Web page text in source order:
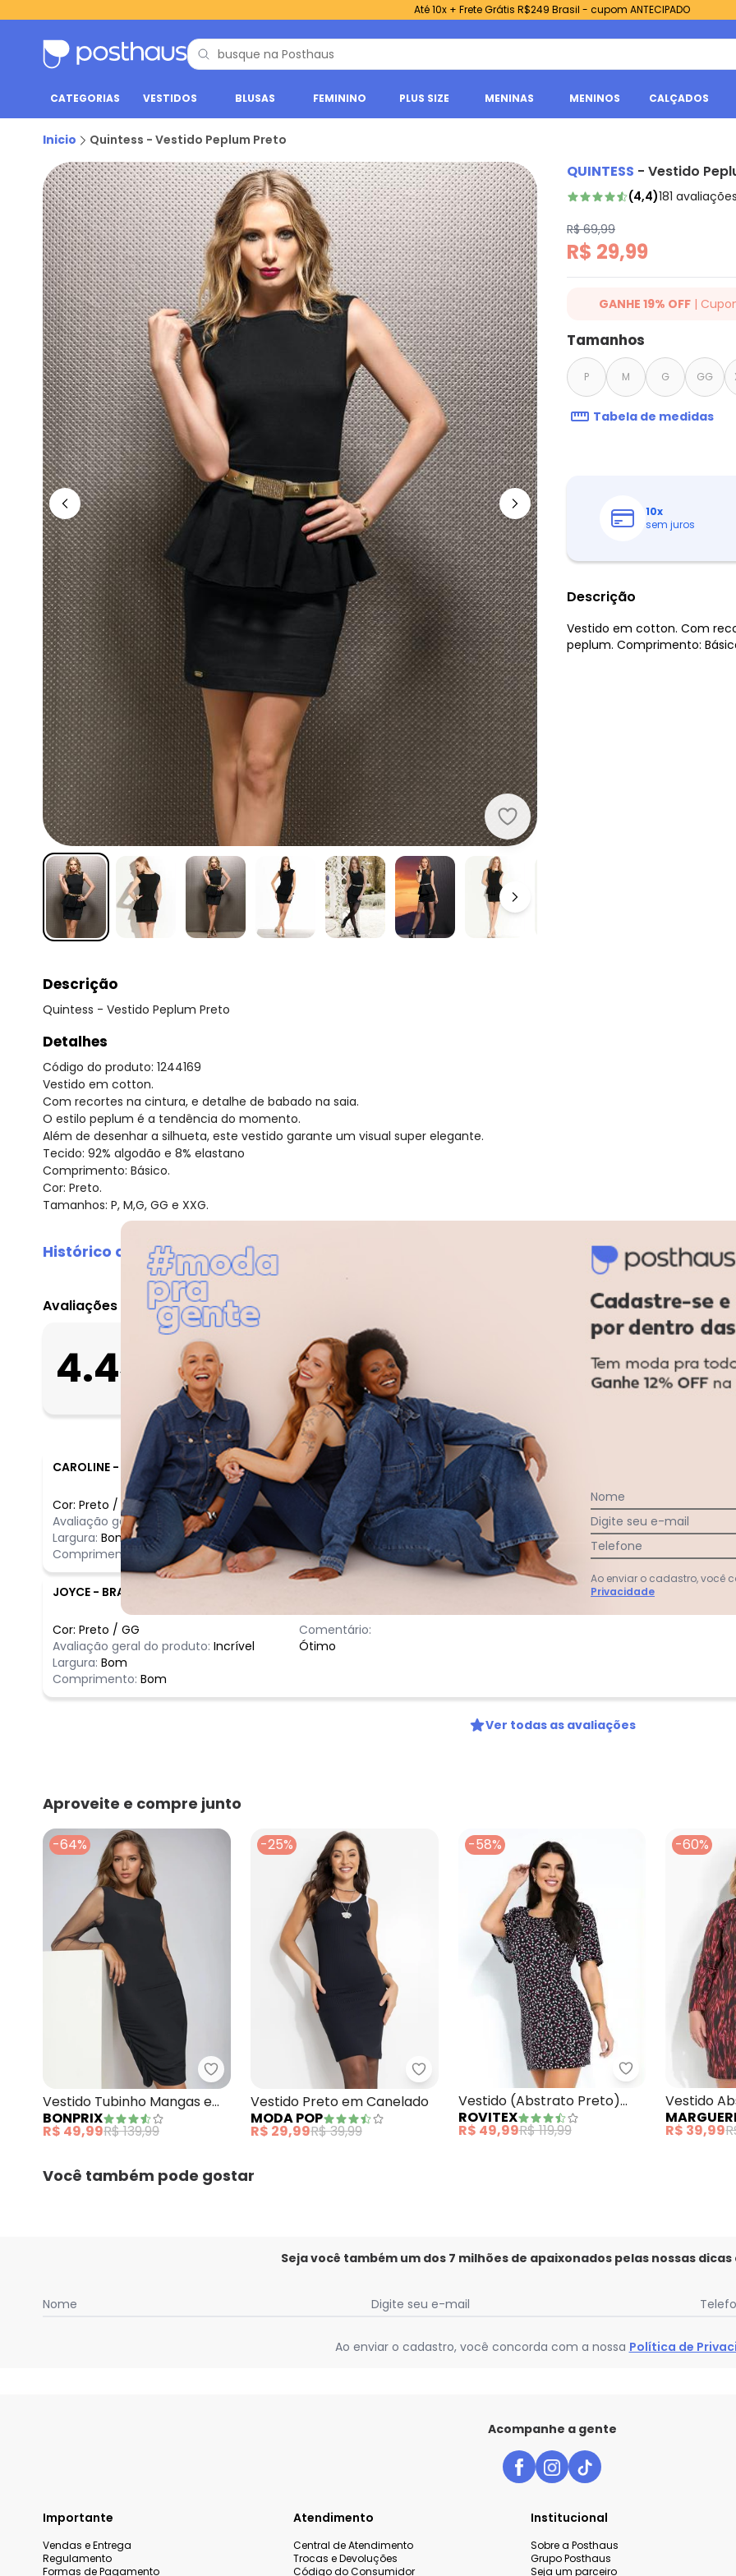
Até 10x + Frete Grátis R$249 Brasil - cupom ANTECIPADO
CATEGORIAS VESTIDOS BLUSAS FEMININO PLUS SIZE MENINAS MENINOS CALÇADOS
Inicio Quintess - Vestido Peplum Preto
Quintess - Vestido Peplum Preto
QUINTESS - Vestido
(4,4)181 avaliações
R$ 69,99
R$ 29,99
GANHE 19% OFF |
Ganhe 19% OFF Extra em
cupom: QUINTESS19. Válido
até 07/08/2026.
Tamanhos
P M G GG
Tabela de medidas
10x
sem juros
Descrição
Vestido em cotton. Com
peplum. Comprimento:
Descrição
Quintess - Vestido Peplum Preto
Detalhes
Código do produto: 1244169
Vestido em cotton.
Com recortes na cintura, e detalhe de babado na saia.
O estilo peplum é a tendência do momento.
Além de desenhar a silhueta, este vestido garante um visual super elegante.
Tecido: 92% algodão e 8% elastano
Comprimento: Básico.
Cor: Preto.
Tamanhos: P, M,G, GG e XXG.
Histórico de preços
O preço apresentado abaixo é o menor oferecido em algum dia do mês, para o menor tamanho disponível.
agosto/2026
maio/2026
abril/2026
fevereiro/2026
Avaliações
4.4181 avaliações
O que as clientes acharam da largura?
Apertado
1%
80%
19%
Curto
Bom
Longo
CAROLINE - PORTO VELHO - RO
Cor: Preto /M
Avaliação geral do produto: Ótimo
Largura: Bom
Comprimento:
Bom
Comentário:
Ótimo
JOYCE - BRASILIA - DF
Cor: Preto / GG
Avaliação geral do produto: Incrível
Largura: Bom
Comprimento: Bom
Comentário:
Ótimo
Ver todas as avaliações
Aproveite e compre junto
-64%
bonprix - Vestido Tubinho Mangas em Tule Preto
Vestido Tubinho Mangas em
Tule Preto
BONPRIX
R$ 49,99R$ 139,99
-25%
Moda Pop - Vestido Preto em Canelado
Vestido Preto em Canelado
MODA POP
R$ 29,99R$ 39,99
-58%
Vestido
Vestido (Abstrato Preto)
Ombro a Ombro Rovitex
ROVITEX
R$ 49,99R$ 119,99
-60%
Vestido
Fenda
R$ 39,99
Você também pode gostar
Seja você também um dos 7 milhões de apaixonados pelas nossas
Nome Digite seu e-mail
Ao enviar o cadastro, você concorda com a nossa Política de
Acompanhe a gente
Importante
Vendas e Entrega
Regulamento
Formas de Pagamento
Atendimento
Central de Atendimento
Trocas e Devoluções
Código do Consumidor
Institucional
Sobre a Posthaus
Grupo Posthaus
Seja um parceiro
Nome
Digite seu e-mail
Telefone
Ao enviar o cadastro, você
Privacidade